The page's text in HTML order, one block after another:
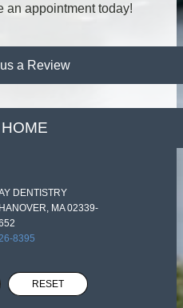
an appointment today!
a Review
HOME
DENTISTRY
MA 02339-
8395
RESET